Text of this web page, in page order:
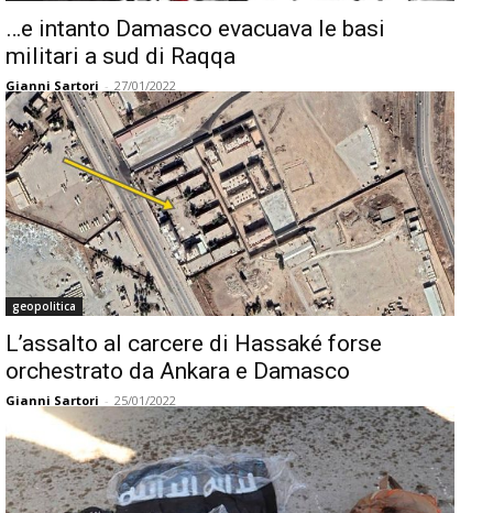
…e intanto Damasco evacuava le basi
militari a sud di Raqqa
Gianni Sartori - 27/01/2022
geopolitica
L’assalto al carcere di Hassaké forse
orchestrato da Ankara e Damasco
Gianni Sartori - 25/01/2022